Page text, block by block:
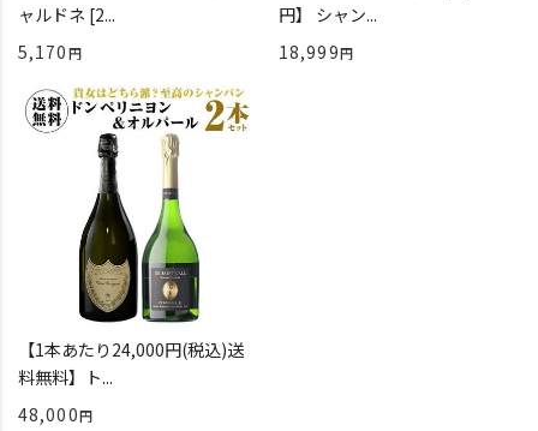
ャルドネ [2...
5,170
円】 シャン...
18,999
【1本あたり24,000円(税込)送
料無料】ト...
48,000